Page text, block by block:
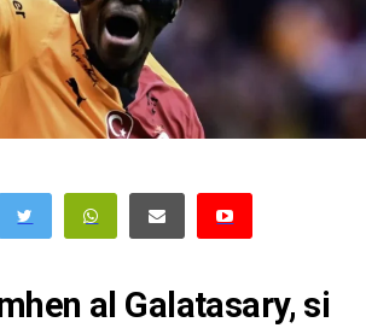
al Galatasary, si